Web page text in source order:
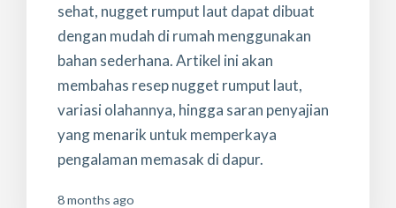
sehat, nugget rumput laut dapat dibuat
dengan mudah di rumah menggunakan
bahan sederhana. Artikel ini akan
membahas resep nugget rumput laut,
variasi olahannya, hingga saran penyajian
yang menarik untuk memperkaya
pengalaman memasak di dapur.
8 months ago